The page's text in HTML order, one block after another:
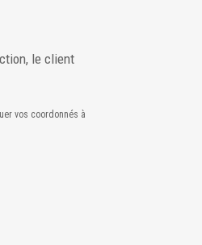
le client
vos coordonnés à